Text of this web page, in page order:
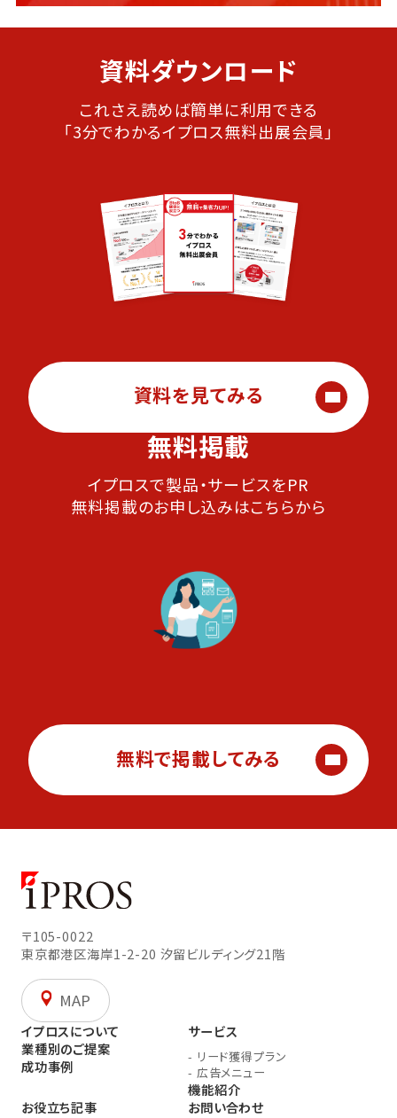
資料ダウンロード
これさえ読めば簡単に利用できる
「3分でわかるイプロス無料出展会員」
資料を見てみる
無料掲載
イプロスで製品・サービスをPR
無料掲載のお申し込みはこちらから
無料で掲載してみる
〒105-0022
東京都港区海岸1-2-20 汐留ビルディング21階
MAP
イプロスについて
業種別のご提案
成功事例
サービス
- リード獲得プラン
- 広告メニュー
機能紹介
お役立ち記事
お問い合わせ